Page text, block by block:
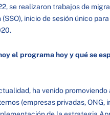
se realizaron trabajos de
inicio de sesión único para
el programa hoy y qué se
ha venido promoviendo
(empresas privadas, ONG,